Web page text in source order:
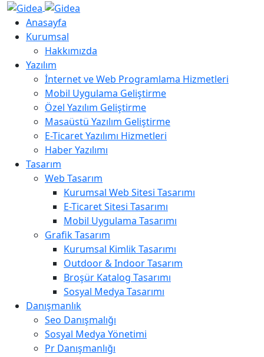
Anasayfa
Kurumsal
Hakkımızda
Yazılım
İnternet ve Web Programlama Hizmetleri
Mobil Uygulama Geliştirme
Özel Yazılım Geliştirme
Masaüstü Yazılım Geliştirme
E-Ticaret Yazılımı Hizmetleri
Haber Yazılımı
Tasarım
Web Tasarım
Kurumsal Web Sitesi Tasarımı
E-Ticaret Sitesi Tasarımı
Mobil Uygulama Tasarımı
Grafik Tasarım
Kurumsal Kimlik Tasarımı
Outdoor & Indoor Tasarım
Broşür Katalog Tasarımı
Sosyal Medya Tasarımı
Danışmanlık
Seo Danışmalığı
Sosyal Medya Yönetimi
Pr Danışmanlığı